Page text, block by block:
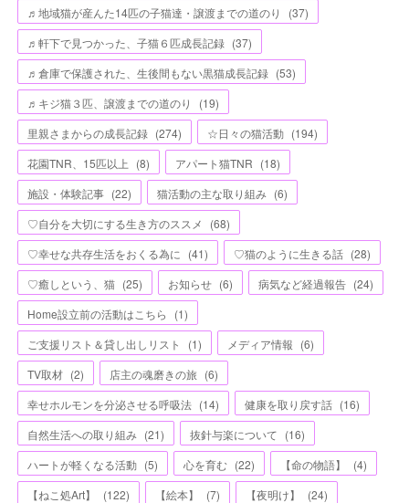
♬地域猫が産んた14匹の子猫達・譲渡までの道のり
(37)
♬軒下で見つかった、子猫６匹成長記録 (37)
♬倉庫で保護された、生後間もない黒猫成長記録 (53)
♬キジ猫３匹、譲渡までの道のり
(19)
里親さまからの成長記録 (274) ☆日々の猫活動 (194)
花園TNR、15匹以上 (8) アパート猫TNR (18)
施設・体験記事 (22) 猫活動の主な取り組み (6)
♡自分を大切にする生き方のススメ
(68)
♡幸せな共存生活をおくる為に (41) ♡猫のように生きる話 (28)
♡癒しという、猫 (25) お知らせ (6) 病気など経過報告 (24)
Home設立前の活動はこちら
(1)
ご支援リスト＆貸し出しリスト
(1) メディア情報 (6)
TV取材 (2) 店主の魂磨きの旅 (6)
幸せホルモンを分泌させる呼吸法 (14) 健康を取り戻す話 (16)
自然生活への取り組み (21) 抜針与楽について (16)
ハートが軽くなる活動 (5) 心を育む (22) 【命の物語】 (4)
【ねこ処Art】
(122) 【絵本】 (7) 【夜明け】 (24)